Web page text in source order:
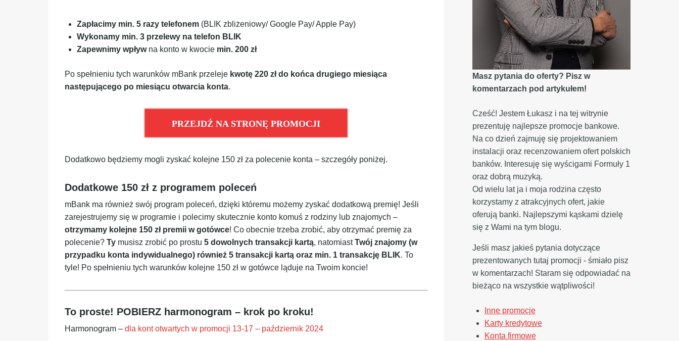
Zapłacimy min. 5 razy telefonem (BLIK zbliżeniowy/ Google Pay/ Apple Pay)
Wykonamy min. 3 przelewy na telefon BLIK
Zapewnimy wpływna konto w kwocie min. 200 zł
Po spełnieniu tych warunków mBank przeleje kwotę 220 zł do końca drugiego miesiąca
następującego po miesiącu otwarcia konta.
PRZEJDŹ NA STRONĘ PROMOCJI
Dodatkowo będziemy mogli zyskać kolejne 150 zł za polecenie konta – szczegóły poniżej.
Dodatkowe 150 zł z programem poleceń
mBank ma również swój program poleceń, dzięki któremu możemy zyskać dodatkową premię! Jeśli
zarejestrujemy się w programie i polecimy skutecznie konto komuś z rodziny lub znajomych –
otrzymamy kolejne 150 zł premii w gotówce! Co obecnie trzeba zrobić, aby otrzymać premię za
polecenie? Ty musisz zrobić po prostu 5 dowolnych transakcji kartą, natomiastTwój znajomy (w
przypadku konta indywidualnego) również 5 transakcji kartą oraz min. 1 transakcję BLIK. To
tyle! Po spełnieniu tych warunków kolejne 150 zł w gotówce ląduje na Twoim koncie!
To proste! POBIERZ harmonogram – krok po kroku!
Harmonogram – dla kont otwartych w promocji 13-17 – październik 2024
Masz pytania do oferty? Pisz w
komentarzach pod artykułem!
Cześć! Jestem Łukasz i na tej witrynie
prezentuję najlepsze promocje bankowe.
Na co dzień zajmuję się projektowaniem
instalacji oraz recenzowaniem ofert polskich
banków. Interesuję się wyścigami Formuły 1
oraz dobrą muzyką.
Od wielu lat ja i moja rodzina często
korzystamy z atrakcyjnych ofert, jakie
oferują banki. Najlepszymi kąskami dzielę
się z Wami na tym blogu.
Jeśli masz jakieś pytania dotyczące
prezentowanych tutaj promocji - śmiało pisz
w komentarzach! Staram się odpowiadać na
bieżąco na wszystkie wątpliwości!
Inne promocje
Karty kredytowe
Konta firmowe